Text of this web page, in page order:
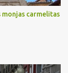
monjas carmelitas